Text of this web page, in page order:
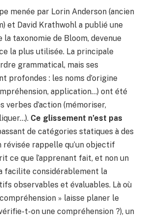
menée par Lorin Anderson (ancien
et David Krathwohl a publié une
la taxonomie de Bloom, devenue
la plus utilisée. La principale
grammatical, mais ses
profondes : les noms d’origine
application…) ont été
verbes d’action (mémoriser,
Ce glissement n’est pas
de catégories statiques à des
révisée rappelle qu’un objectif
ce que l’apprenant fait, et non un
facilite considérablement la
observables et évaluables. Là où
» laisse planer le
t-on une compréhension ?), un